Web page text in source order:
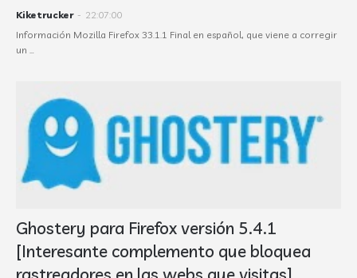
Kiketrucker - 22:07:00
Información Mozilla Firefox 33.1.1 Final en español, que viene a corregir
un …
Ghostery para Firefox versión 5.4.1
[Interesante complemento que bloquea